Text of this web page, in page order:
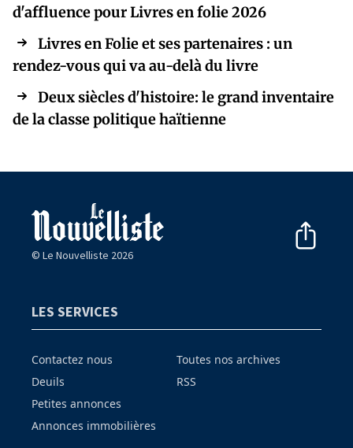
d'affluence pour Livres en folie 2026
Livres en Folie et ses partenaires : un
rendez-vous qui va au-delà du livre
Deux siècles d'histoire: le grand inventaire
de la classe politique haïtienne
© Le Nouvelliste 2026
LES SERVICES
Contactez nous
Deuils
Petites annonces
Annonces immobilières
Toutes nos archives
RSS